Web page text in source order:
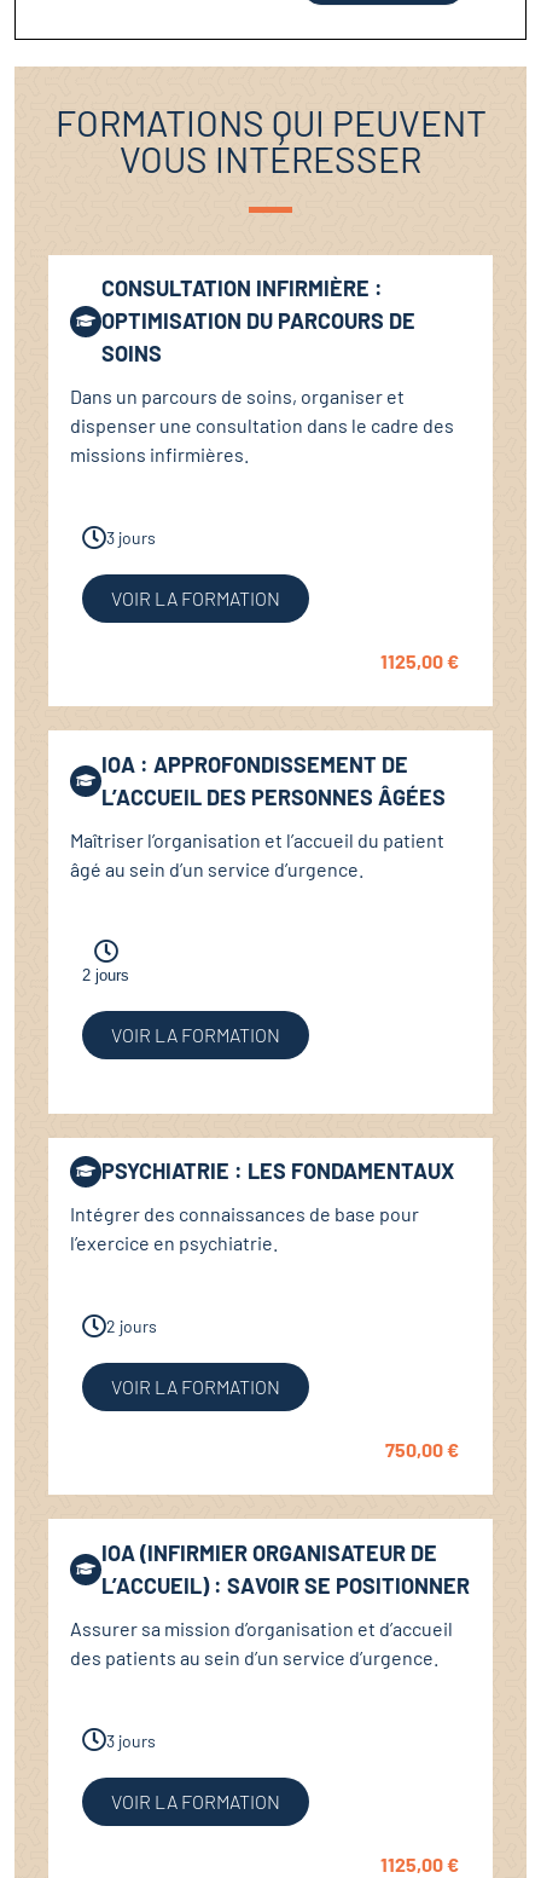
FORMATIONS QUI PEUVENT
VOUS INTÉRESSER
CONSULTATION INFIRMIÈRE :
OPTIMISATION DU PARCOURS DE
SOINS
Dans un parcours de soins, organiser et
dispenser une consultation dans le cadre des
missions infirmières.
3 jours
VOIR LA FORMATION
1125,00€
IOA : APPROFONDISSEMENT DE
L’ACCUEIL DES PERSONNES ÂGÉES
Maîtriser l’organisation et l’accueil du patient
âgé au sein d’un service d’urgence.
2 jours
VOIR LA FORMATION
PSYCHIATRIE : LES FONDAMENTAUX
Intégrer des connaissances de base pour
l’exercice en psychiatrie.
2 jours
VOIR LA FORMATION
750,00€
IOA (INFIRMIER ORGANISATEUR DE
L’ACCUEIL) : SAVOIR SE POSITIONNER
Assurer sa mission d’organisation et d’accueil
des patients au sein d’un service d’urgence.
3 jours
VOIR LA FORMATION
1125,00€